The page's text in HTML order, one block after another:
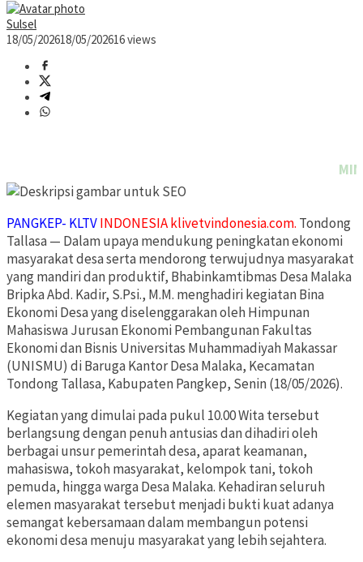
Sulsel
18/05/202618/05/202616 views
MINAT
PANGKEP- KLTVINDONESIA klivetvindonesia.com. Tondong
Tallasa — Dalam upaya mendukung peningkatan ekonomi
masyarakat desa serta mendorong terwujudnya masyarakat
yang mandiri dan produktif, Bhabinkamtibmas Desa Malaka
Bripka Abd. Kadir, S.Psi., M.M. menghadiri kegiatan Bina
Ekonomi Desa yang diselenggarakan oleh Himpunan
Mahasiswa Jurusan Ekonomi Pembangunan Fakultas
Ekonomi dan Bisnis Universitas Muhammadiyah Makassar
(UNISMU) di Baruga Kantor Desa Malaka, Kecamatan
Tondong Tallasa, Kabupaten Pangkep, Senin (18/05/2026).
Kegiatan yang dimulai pada pukul 10.00 Wita tersebut
berlangsung dengan penuh antusias dan dihadiri oleh
berbagai unsur pemerintah desa, aparat keamanan,
mahasiswa, tokoh masyarakat, kelompok tani, tokoh
pemuda, hingga warga Desa Malaka. Kehadiran seluruh
elemen masyarakat tersebut menjadi bukti kuat adanya
semangat kebersamaan dalam membangun potensi
ekonomi desa menuju masyarakat yang lebih sejahtera.